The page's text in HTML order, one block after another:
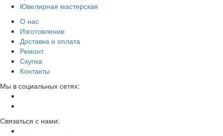
Ювелирная мастерская
О нас
Изготовление
Доставка и оплата
Ремонт
Скупка
Контакты
Мы в социальных сетях:
Связаться с нами: